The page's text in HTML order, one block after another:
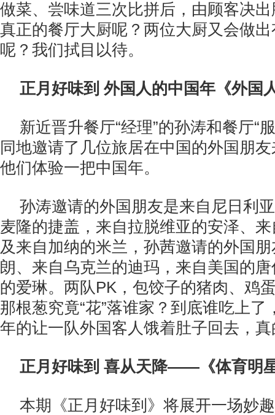
做菜、尝味道三次比拼后，由顾客决
真正的餐厅大厨呢？两位大厨又会做
呢？我们拭目以待。
正月好味到 外国人的中国年《外国
新近晋升餐厅“经理”的孙涛和餐厅“
同地邀请了几位旅居在中国的外国朋
他们体验一把中国年。
孙涛邀请的外国朋友是来自尼日利
麦隆的捷盖，来自拉脱维亚的安泽、
及来自加纳的米兰，孙茜邀请的外国
朗、来自乌克兰的迪玛，来自美国的
的爱琳。两队PK，包饺子的猪肉、鸡
那根葱究竟“花”落谁家？到底谁吃上了
年的让一队外国客人饿着肚子回去，
正月好味到 喜从天降——《体育明
本期《正月好味到》将展开一场妙